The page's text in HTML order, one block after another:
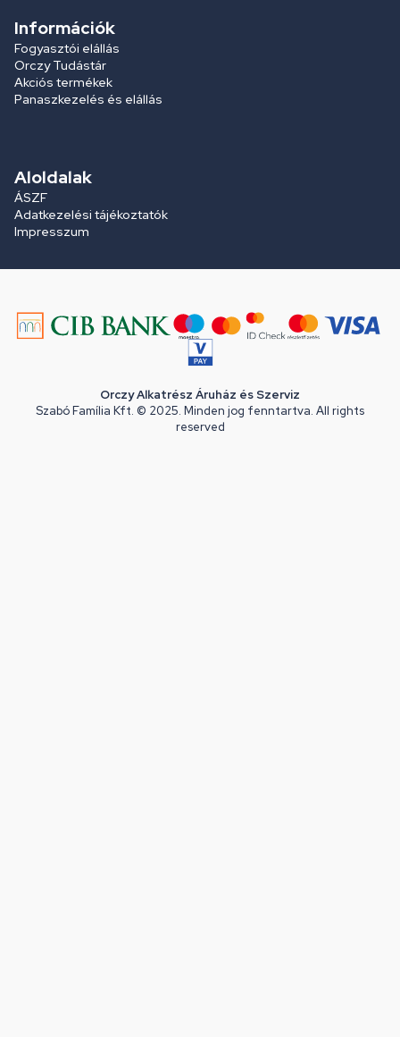
Információk
Fogyasztói elállás
Orczy Tudástár
Akciós termékek
Panaszkezelés és elállás
Aloldalak
ÁSZF
Adatkezelési tájékoztatók
Impresszum
Orczy Alkatrész Áruház és Szerviz
Szabó Família Kft. © 2025. Minden jog fenntartva. All rights
reserved